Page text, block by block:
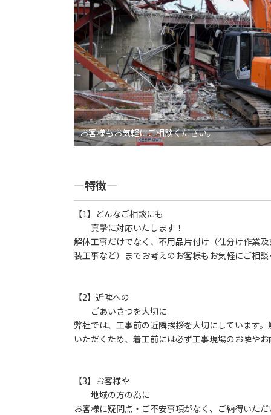
お客様もお気軽にご相談ください。
―特徴―
【1】どんなご相談にも
真摯に対応いたします！
解体工事だけでなく、不用品片付け（仕分け作業
装工事など）までお考えのお客様もお気軽にご相
【2】近隣への
ごあいさつを大切に
弊社では、工事前の近隣挨拶を大切にしています
いただくため、着工前には必ず工事現場のお隣や
【3】お客様や
地域の方の為に
お客様に疑問点・ご不安事項がなく、ご納得いた